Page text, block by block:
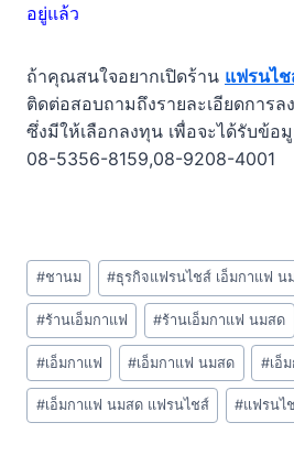
อยู่แล้ว
ถ้าคุณสนใจอยากเปิดร้าน แฟรนไ
ติดต่อสอบถามถึงรายละเอียดการ
ซึ่งมีให้เลือกลงทุน เพื่อจะได้รับข้อ
08-5356-8159,08-9208-4001
Post
Tags:
#ชานม #ธุรกิจแฟรนไชส์ เอ็มกาแฟ น
#ร้านเอ็มกาแฟ #ร้านเอ็มกาแฟ นมสด
#เอ็มกาแฟ #เอ็มกาแฟ นมสด #เอ็
#เอ็มกาแฟ นมสด แฟรนไชส์ #แฟรนไ